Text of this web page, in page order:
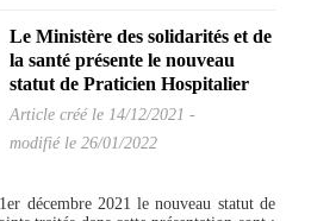
Le Ministère des solidarités et de
la santé présente le nouveau
statut de Praticien Hospitalier
Article créé le 14/12/2021 -
modifié le 26/01/2022
décembre 2021 le nouveau statut de